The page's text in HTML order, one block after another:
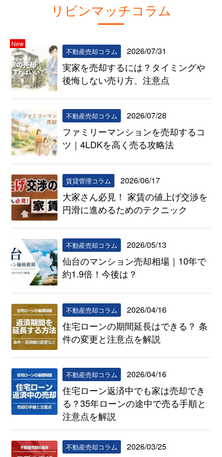
リビンマッチコラム
不動産売却コラム 2026/07/31
New
実家を売却するには？タイミングや
後悔しない売り方、注意点
不動産売却コラム 2026/07/28
ファミリーマンションを売却するコ
ツ｜4LDKを高く売る攻略法
賃貸管理コラム 2026/06/17
大家さん必見！ 家賃の値上げ交渉を
円滑に進めるためのテクニック
不動産売却コラム 2026/05/13
仙台のマンション売却相場｜10年で
約1.9倍！今後は？
不動産売却コラム 2026/04/16
住宅ローンの期間延長はできる？ 条
件の変更と注意点を解説
不動産売却コラム 2026/04/16
住宅ローン返済中でも家は売却でき
る？35年ローンの途中で売る手順と
注意点を解説
不動産売却コラム 2026/03/25